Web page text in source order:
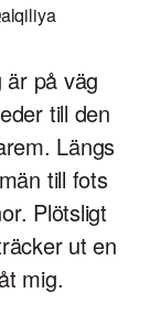
på väg
till den
Längs
till fots
Plötsligt
ut en
mig.